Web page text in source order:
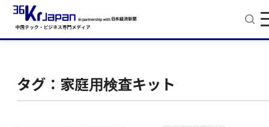
タグ：家庭用検査キット